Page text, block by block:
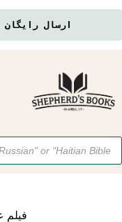
ارسال رایگان برای
Products
search
فیلم